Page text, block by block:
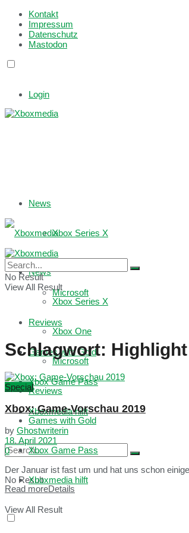
Kontakt
Impressum
Datenschutz
Mastodon
Login
News
Xbox Series X
Microsoft
Reviews
Games with Gold
Xbox Game Pass
Xboxmedia hilft
No Result
View All Result
News
Xbox Series X
Xbox One
Microsoft
Reviews
Games with Gold
Xbox Game Pass
Xboxmedia hilft
No Result
View All Result
Schlagwort: Highlight
Special
Xbox: Game-Vorschau 2019
by Ghostwriterin
18. April 2021
0
Der Januar ist fast um und hat uns schon
Read moreDetails